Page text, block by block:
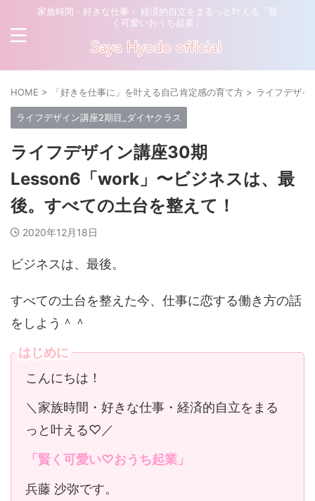
家族時間・好きな仕事・ 経済的自立をまるっと叶える「賢
く可愛いおうち起業」
HOME > 「好きを仕事に」を叶える自己肯定感の育て方 > ライフデザイ
ライフデザイン講座2期目_ダイヤクラス
ライフデザイン講座30期
Lesson6「work」〜ビジネスは、最
後。すべての土台を整えて！
2020年12月18日
ビジネスは、最後。
すべての土台を整えた今、仕事に恋する働き方の話
をしよう＾＾
はじめに
こんにちは！
＼家族時間・好きな仕事・経済的自立をまる
っと叶える♡／
「賢く可愛い♡おうち起業」
兵藤 沙弥です。